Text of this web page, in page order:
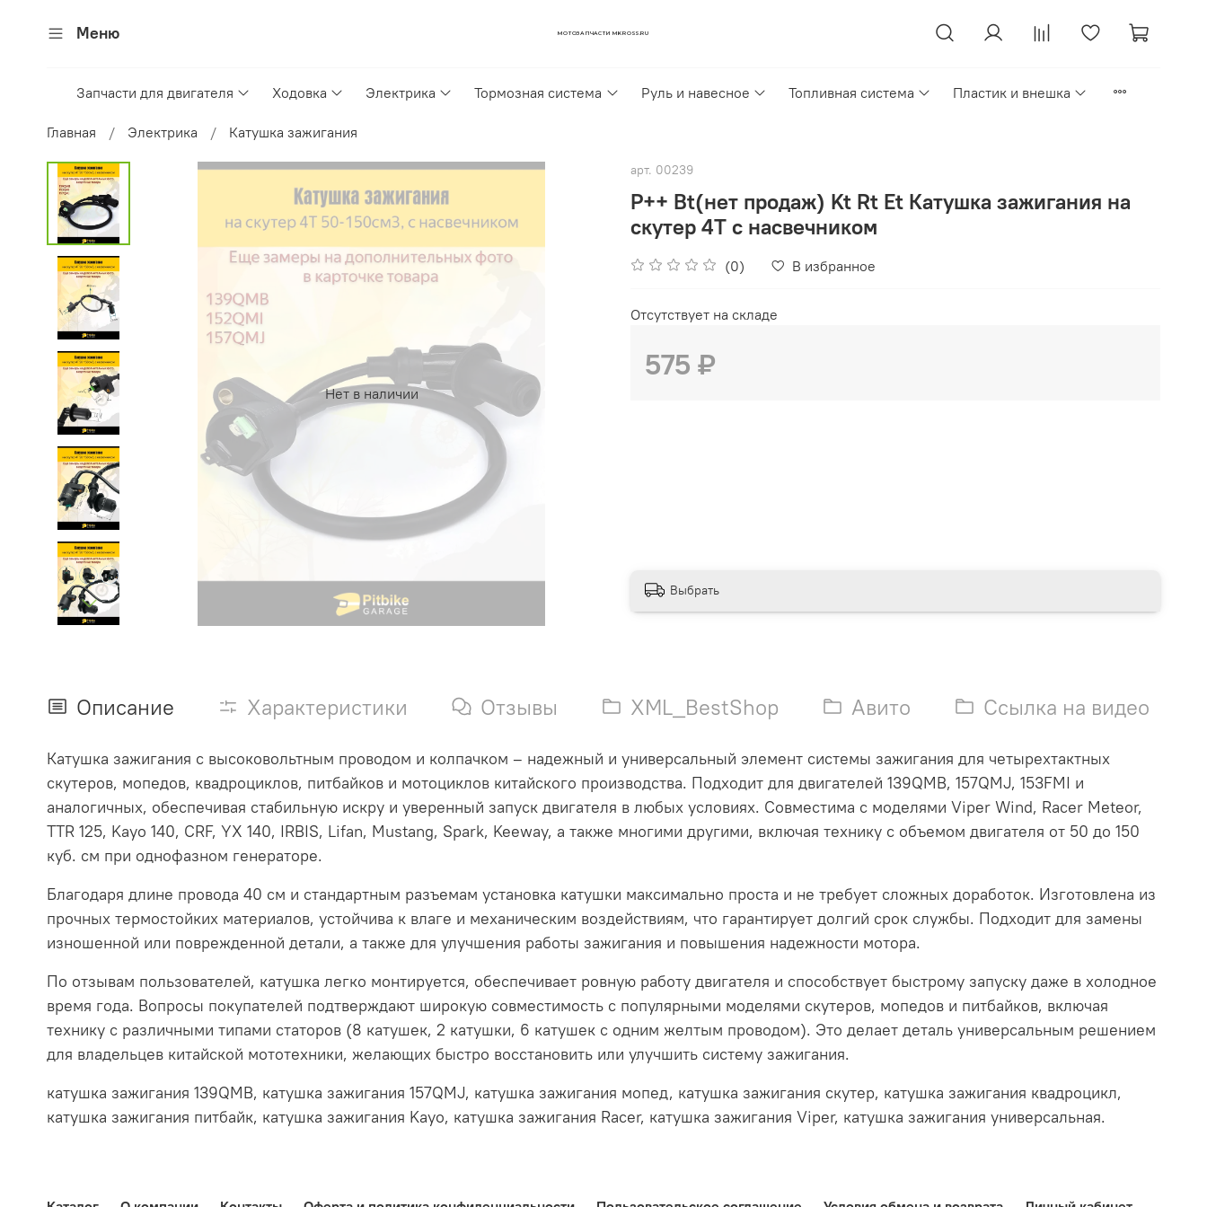
Меню МОТОЗАПЧАСТИ MKROSS.RU
Запчасти для двигателя Ходовка Электрика Тормозная система Руль и навесное Топливная система Пластик и внешка
Главная Электрика Катушка зажигания
Нет в наличии
арт. 00239
P++ Bt(нет продаж) Kt Rt Et Катушка зажигания на
скутер 4Т с насвечником
(0) В избранное
Отсутствует на складе
575 ₽
Выбрать
Описание Характеристики Отзывы XML_BestShop Авито Ссылка на видео
Катушка зажигания с высоковольтным проводом и колпачком – надежный и универсальный элемент системы зажигания для четырехтактных
скутеров, мопедов, квадроциклов, питбайков и мотоциклов китайского производства. Подходит для двигателей 139QMB, 157QMJ, 153FMI и
аналогичных, обеспечивая стабильную искру и уверенный запуск двигателя в любых условиях. Совместима с моделями Viper Wind, Racer Meteor,
TTR 125, Kayo 140, CRF, YX 140, IRBIS, Lifan, Mustang, Spark, Keeway, а также многими другими, включая технику с объемом двигателя от 50 до 150
куб. см при однофазном генераторе.
Благодаря длине провода 40 см и стандартным разъемам установка катушки максимально проста и не требует сложных доработок. Изготовлена из
прочных термостойких материалов, устойчива к влаге и механическим воздействиям, что гарантирует долгий срок службы. Подходит для замены
изношенной или поврежденной детали, а также для улучшения работы зажигания и повышения надежности мотора.
По отзывам пользователей, катушка легко монтируется, обеспечивает ровную работу двигателя и способствует быстрому запуску даже в холодное
время года. Вопросы покупателей подтверждают широкую совместимость с популярными моделями скутеров, мопедов и питбайков, включая
технику с различными типами статоров (8 катушек, 2 катушки, 6 катушек с одним желтым проводом). Это делает деталь универсальным решением
для владельцев китайской мототехники, желающих быстро восстановить или улучшить систему зажигания.
катушка зажигания 139QMB, катушка зажигания 157QMJ, катушка зажигания мопед, катушка зажигания скутер, катушка зажигания квадроцикл,
катушка зажигания питбайк, катушка зажигания Kayo, катушка зажигания Racer, катушка зажигания Viper, катушка зажигания универсальная.